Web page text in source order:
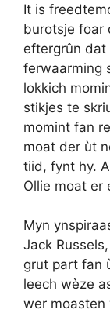
It is
burotsje foar
eftergrûn
ferwaarming
lokkich
stikjes te
momint fan
moat der ùt
tiid, fynt hy.
Ollie moat er
Myn
Jack
grut part fan
leech wèze
wer moasten